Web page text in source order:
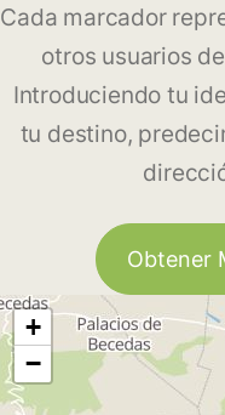
Cada marcador
otros usuarios
Introduciendo tu
tu destino,
Obtener
+
−